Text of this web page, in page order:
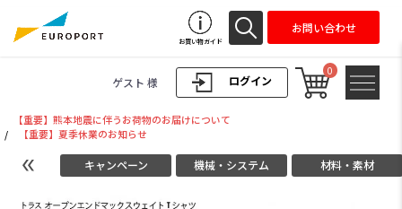
ログイン
ゲスト 様
0
お買い物ガイド
お問い合わせ
【重要】熊本地震に伴うお荷物のお届けについて
/
【重要】夏季休業のお知らせ
キャンペーン 機械・システム 材料・素材